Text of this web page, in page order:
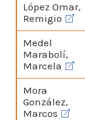
López Omar,
Remigio
Medel
Marabolí,
Marcela
Mora
González,
Marcos